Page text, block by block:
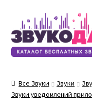
Перейти
к
навигации
Перейти
к
содержимому
Все Звуки Звуки
Звуки уведомлений